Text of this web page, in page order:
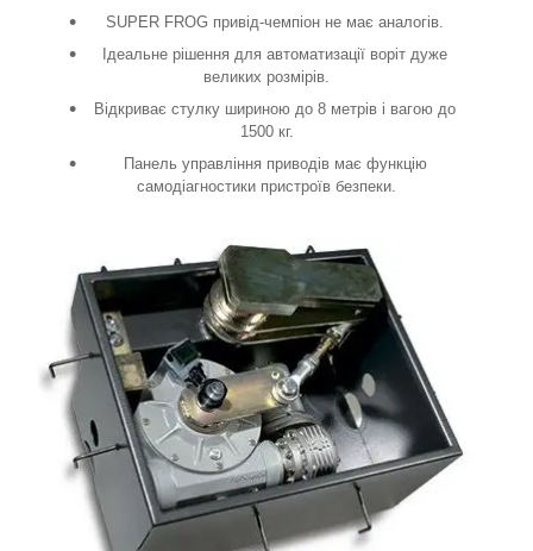
SUPER FROG привід-чемпіон не має аналогів.
Ідеальне рішення для автоматизації воріт дуже
великих розмірів.
Відкриває стулку шириною до 8 метрів і вагою до
1500 кг.
Панель управління приводів має функцію
самодіагностики пристроїв безпеки.